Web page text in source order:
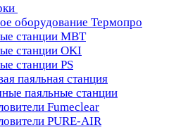
оборудование Термопро
станции MBT
станции OKI
станции PS
паяльная станция
паяльные станции
Fumeclear
PURE-AIR